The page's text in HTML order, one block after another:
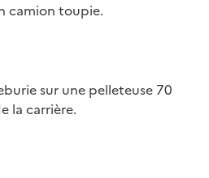
camion toupie.
sur une pelleteuse 70
la carrière.